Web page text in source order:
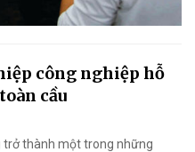
công nghiệp hỗ
cầu
trở thành một trong những